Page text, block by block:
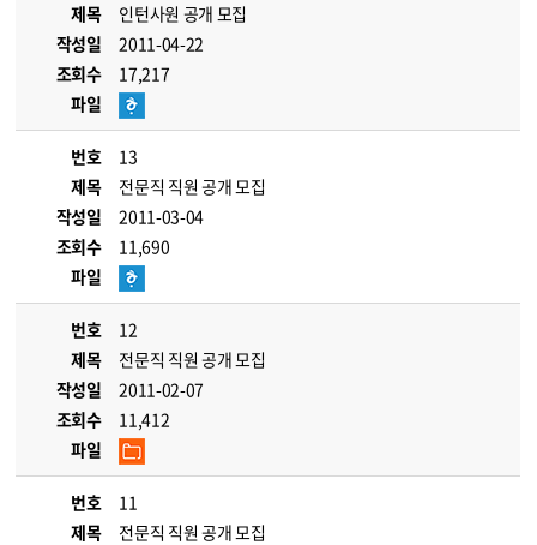
제목
인턴사원 공개 모집
작성일
2011-04-22
조회수
17,217
파일
번호
13
제목
전문직 직원 공개 모집
작성일
2011-03-04
조회수
11,690
파일
번호
12
제목
전문직 직원 공개 모집
작성일
2011-02-07
조회수
11,412
파일
번호
11
제목
전문직 직원 공개 모집